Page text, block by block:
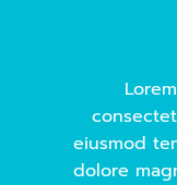
eiusmod
dolore